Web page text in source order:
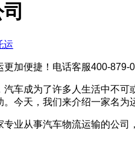
运
加便捷！电话客服400-879-
车成为了许多人生活中不
今天，我们来介绍一家名为
业从事汽车物流运输的公